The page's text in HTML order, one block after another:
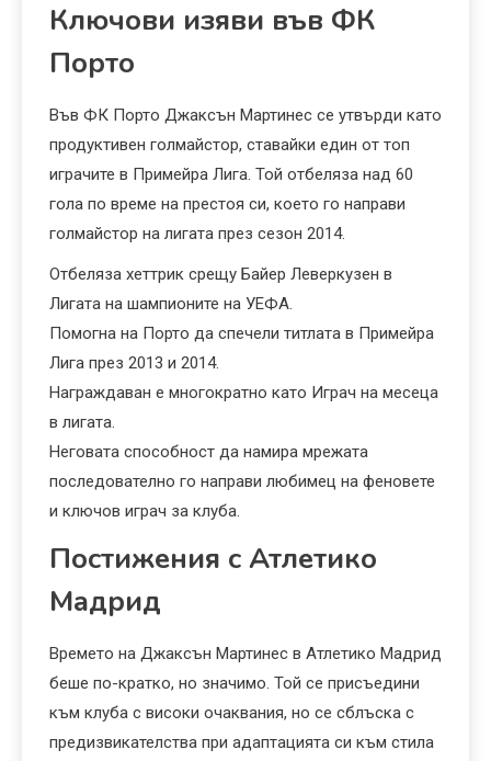
Ключови изяви във ФК
Порто
Във ФК Порто Джаксън Мартинес се утвърди като
продуктивен голмайстор, ставайки един от топ
играчите в Примейра Лига. Той отбеляза над 60
гола по време на престоя си, което го направи
голмайстор на лигата през сезон 2014.
Отбеляза хеттрик срещу Байер Леверкузен в
Лигата на шампионите на УЕФА.
Помогна на Порто да спечели титлата в Примейра
Лига през 2013 и 2014.
Награждаван е многократно като Играч на месеца
в лигата.
Неговата способност да намира мрежата
последователно го направи любимец на феновете
и ключов играч за клуба.
Постижения с Атлетико
Мадрид
Времето на Джаксън Мартинес в Атлетико Мадрид
беше по-кратко, но значимо. Той се присъедини
към клуба с високи очаквания, но се сблъска с
предизвикателства при адаптацията си към стила